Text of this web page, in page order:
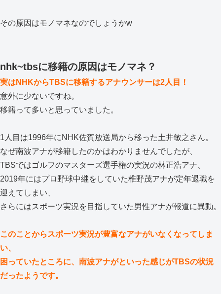
その原因はモノマネなのでしょうかw
nhk~tbsに移籍の原因はモノマネ？
実はNHKからTBSに移籍するアナウンサーは2人目！
意外に少ないですね。
移籍って多いと思っていました。
1人目は1996年にNHK佐賀放送局から移った土井敏之さん。
なぜ南波アナが移籍したのかはわかりませんでしたが、
TBSではゴルフのマスターズ選手権の実況の林正浩アナ、
2019年にはプロ野球中継をしていた椎野茂アナが定年退職を
迎えてしまい、
さらにはスポーツ実況を目指していた男性アナが報道に異動。
このことからスポーツ実況が豊富なアナがいなくなってしま
い、
困っていたところに、南波アナがといった感じがTBSの状況
だったようです。